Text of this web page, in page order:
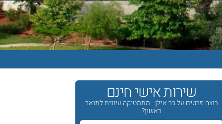
שירות אישי חינם
רוצה פרטים על בר אילן - מתמטיקה עיונית לתואר
ראשון?